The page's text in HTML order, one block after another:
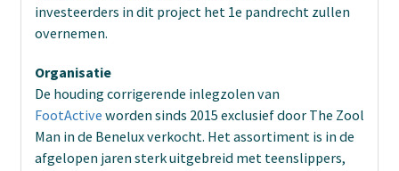
investeerders in dit project het 1e pandrecht zullen
overnemen.
Organisatie
De houding corrigerende inlegzolen van
FootActive worden sinds 2015 exclusief door The Zool
Man in de Benelux verkocht. Het assortiment is in de
afgelopen jaren sterk uitgebreid met teenslippers,